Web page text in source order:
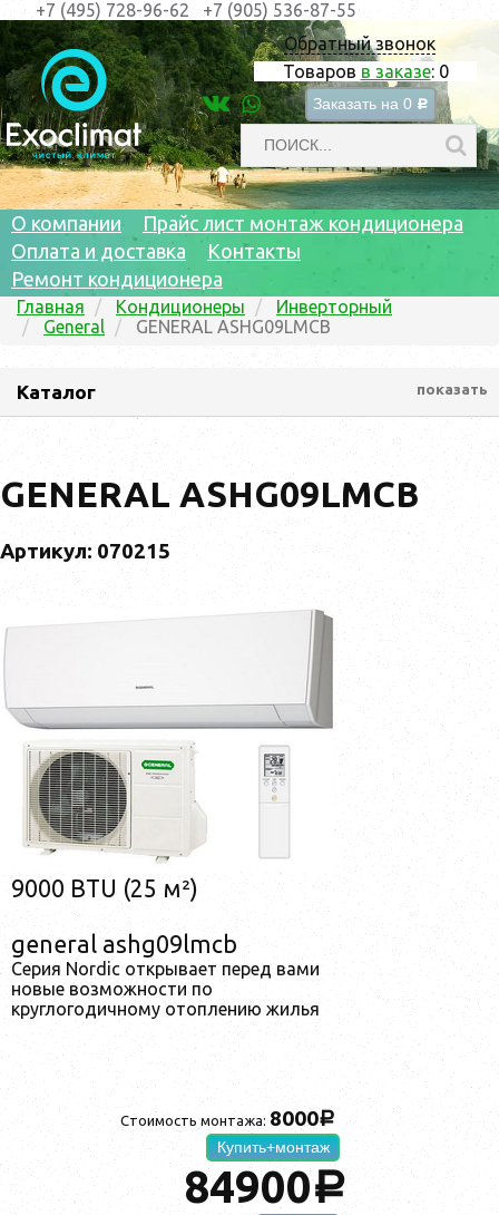
Обратный звонок
Товаров в заказе: 0
Заказать на 0 c
+7 (495) 728-96-62 +7 (905) 536-87-55
О компании
Прайс лист монтаж кондиционера
Оплата и доставка
Контакты
Ремонт кондиционера
Главная Кондиционеры
Инверторный
General
GENERAL ASHG09LMCB
Каталог показать
GENERAL ASHG09LMCB
Артикул: 070215
9000 BTU (25 м²)
general ashg09lmcb
Cерия Nordic открывает перед вами
новые возможности по
круглогодичному отоплению жилья
Стоимость монтажа: 8000a
Купить+монтаж
84900a